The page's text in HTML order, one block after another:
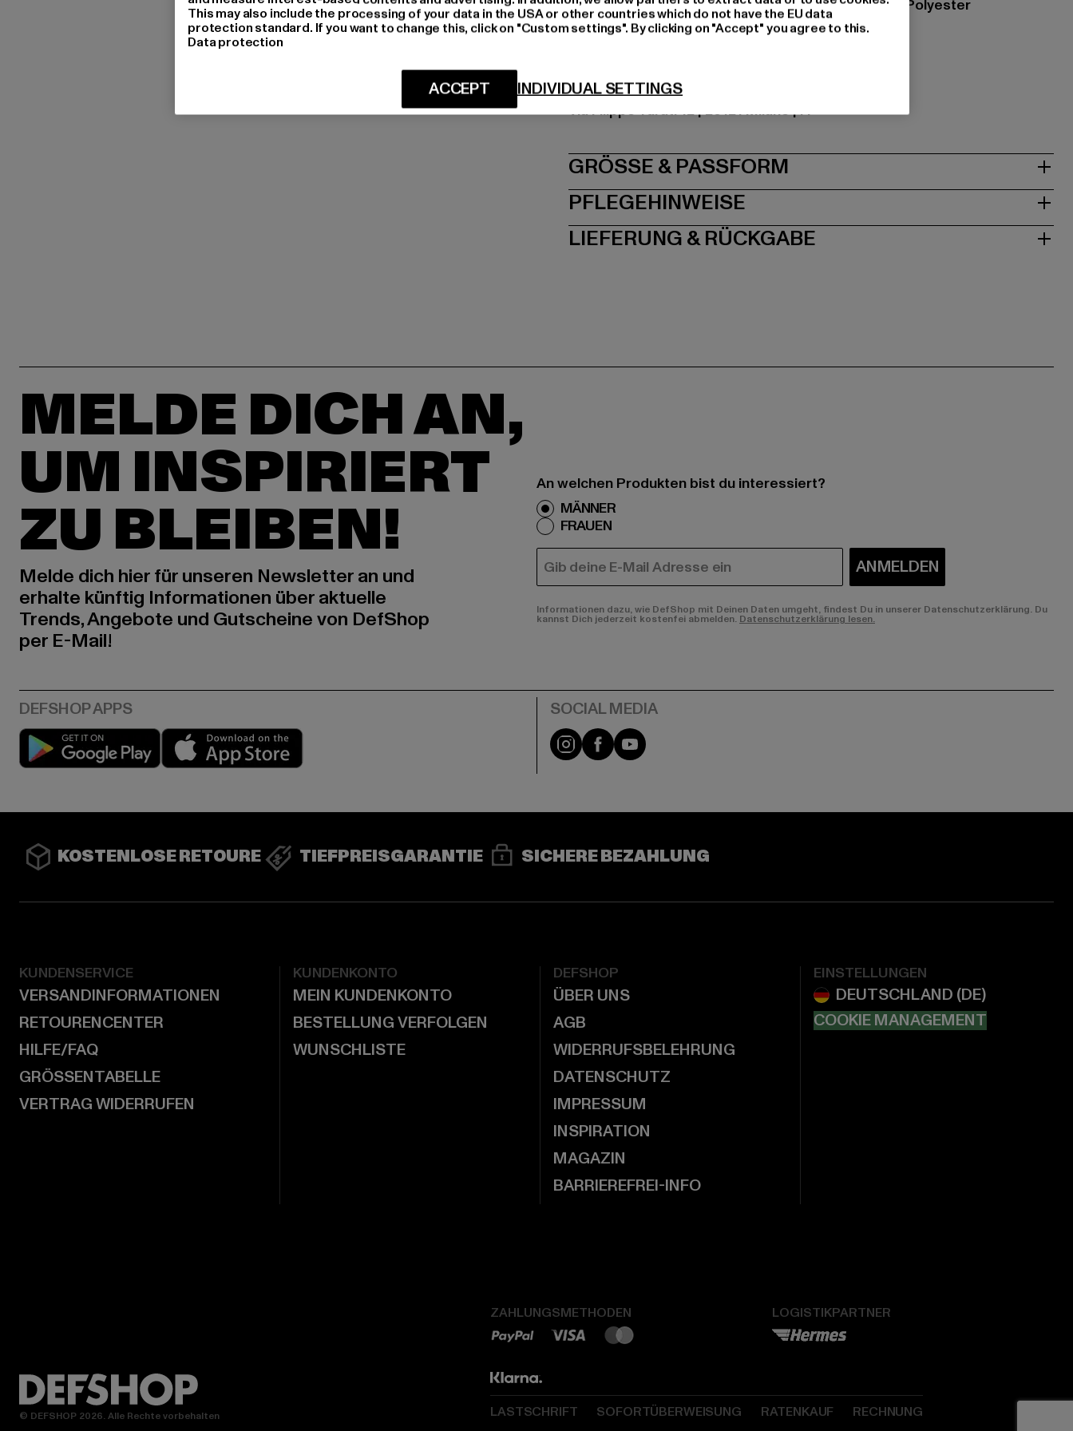
Materialzusammensetzung: 80% Baumwolle, 20% Polyester
Art.Nr: GI6699-00007
nggbeta@cert.studiopirola.com
Via Filippo Turati 12 | 20121 Milano | IT
GRÖSSE & PASSFORM
PFLEGEHINWEISE
LIEFERUNG & RÜCKGABE
MELDE DICH AN,
UM INSPIRIERT
ZU BLEIBEN!
Melde dich hier für unseren Newsletter an und
erhalte künftig Informationen über aktuelle
Trends, Angebote und Gutscheine von DefShop
per E-Mail!
An welchen Produkten bist du interessiert?
MÄNNER
FRAUEN
E-MAIL ANMELDEN
Informationen dazu, wie DefShop mit Deinen Daten umgeht, findest Du in unserer Datenschutzerklärung. Du
kannst Dich jederzeit kostenfei abmelden. Datenschutzerklärung lesen.
Play market Instagram
FacebookYouTube
KOSTENLOSE RETOURE TIEFPREISGARANTIE SICHERE BEZAHLUNG
KUNDENSERVICE
VERSANDINFORMATIONEN
RETOURENCENTER
HILFE/FAQ
GRÖSSENTABELLE
VERTRAG WIDERRUFEN
KUNDENKONTO
MEIN KUNDENKONTO
BESTELLUNG VERFOLGEN
WUNSCHLISTE
DEFSHOP
ÜBER UNS
AGB
WIDERRUFSBELEHRUNG
DATENSCHUTZ
IMPRESSUM
INSPIRATION
MAGAZIN
BARRIEREFREI-INFO
EINSTELLUNGEN
COOKIE MANAGEMENT
ZAHLUNGSMETHODEN LOGISTIKPARTNER
LASTSCHRIFT SOFORTÜBERWEISUNG RATENKAUF RECHNUNG
© DEFSHOP 2026. Alle Rechte vorbehalten
This may also include the processing of your data in the USA or other countries which do not have the EU data
protection standard. If you want to change this, click on "Custom settings". By clicking on "Accept" you agree to this.
Data protection
INDIVIDUAL SETTINGS
ACCEPT